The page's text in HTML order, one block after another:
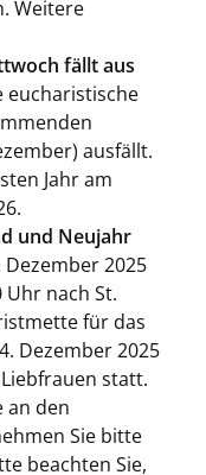
Weitere
fällt aus
eucharistische
ausfällt.
Jahr am
und Neujahr
2025
nach St.
für das
Dezember 2025
statt.
an den
Sie bitte
beachten Sie,